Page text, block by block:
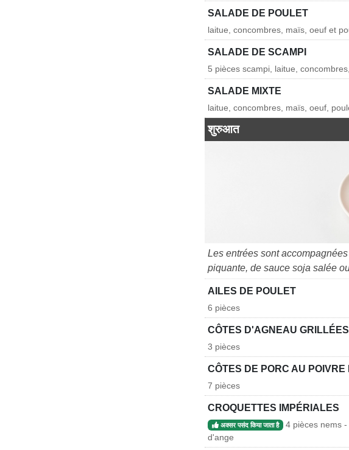
SALADE DE POULET
laitue, concombres, maïs, oeuf et
SALADE DE SCAMPI
5 pièces scampi, laitue,
SALADE MIXTE
laitue, concombres, maïs, oeuf,
शुरुआत
Les entrées sont
piquante, de sauce soja salée
AILES DE POULET
6 pièces
CÔTES D'AGNEAU GRILLÉES
3 pièces
CÔTES DE PORC AU POIVRE
7 pièces
CROQUETTES IMPÉRIALES
अक्सर पसंद किया जाता है
4 pièces nems
d'ange